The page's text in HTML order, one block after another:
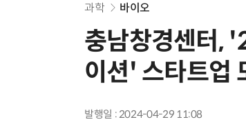
과학 바이오
충남창경센터,
이션' 스타트업
발행일 : 2024-04-29 11:08